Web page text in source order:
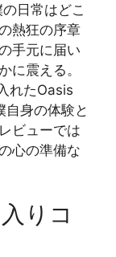
日常はどこ
熱狂の序章
手元に届い
に震える。
れたOasis
自身の体験と
ビューでは
心の準備な
りコ